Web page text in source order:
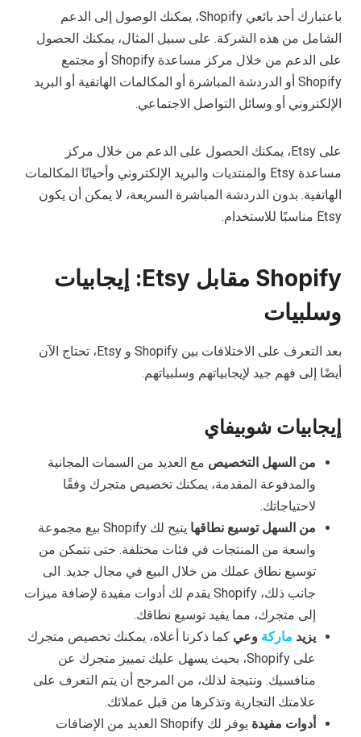
باعتبارك أحد بائعي Shopify، يمكنك الوصول إلى الدعم
الشامل من هذه الشركة. على سبيل المثال، يمكنك الحصول
على الدعم من خلال مركز مساعدة Shopify أو مجتمع
Shopify أو الدردشة المباشرة أو المكالمات الهاتفية أو البريد
الإلكتروني أو وسائل التواصل الاجتماعي.
على Etsy، يمكنك الحصول على الدعم من خلال مركز
مساعدة Etsy والمنتديات والبريد الإلكتروني وأحيانًا المكالمات
الهاتفية. بدون الدردشة المباشرة السريعة، لا يمكن أن يكون
Etsy مناسبًا للاستخدام.
Shopify مقابل Etsy: إيجابيات
وسلبيات
بعد التعرف على الاختلافات بين Shopify و Etsy، تحتاج الآن
أيضًا إلى فهم جيد لإيجابياتهم وسلبياتهم.
إيجابيات شوبيفاي
من السهل التخصيص مع العديد من السمات المجانية
والمدفوعة المقدمة، يمكنك تخصيص متجرك وفقًا
لاحتياجاتك.
من السهل توسيع نطاقها
يتيح لك Shopify بيع مجموعة
واسعة من المنتجات في فئات مختلفة. حتى تتمكن من
توسيع نطاق عملك من خلال البيع في مجال جديد. الى
جانب ذلك، Shopify يقدم لك أدوات مفيدة لإضافة ميزات
إلى متجرك، مما يفيد توسيع نطاقك.
يزيد ماركة وعي كما ذكرنا أعلاه، يمكنك تخصيص متجرك
على Shopify، بحيث يسهل عليك تمييز متجرك عن
منافسيك. ونتيجة لذلك، من المرجح أن يتم التعرف على
علامتك التجارية وتذكرها من قبل عملائك.
أدوات مفيدة
يوفر لك Shopify العديد من الإضافات